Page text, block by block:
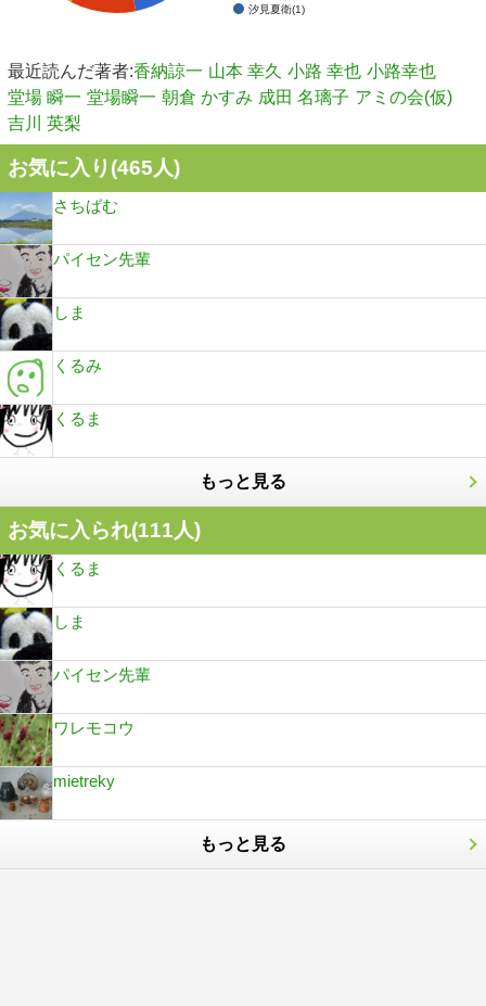
汐見夏衛(1)
最近読んだ著者:香納諒一 山本 幸久 小路 幸也 小路幸也
堂場 瞬一 堂場瞬一 朝倉 かすみ 成田 名璃子 アミの会(仮)
吉川 英梨
お気に入り(465人)
さちばむ
パイセン先輩
しま
くるみ
くるま
もっと見る
お気に入られ(111人)
くるま
しま
パイセン先輩
ワレモコウ
mietreky
もっと見る